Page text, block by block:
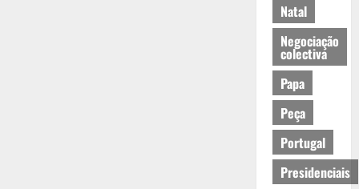
Natal
Negociação
colectiva
Papa
Peça
Portugal
Presidenciais